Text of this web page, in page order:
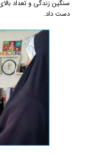
دست داد.